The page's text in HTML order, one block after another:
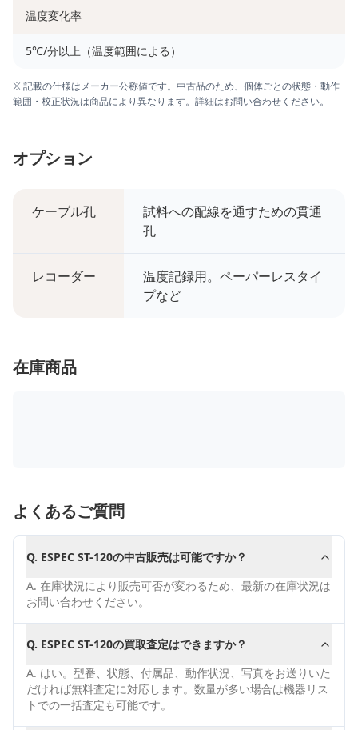
温度変化率
5℃/分以上（温度範囲による）
※ 記載の仕様はメーカー公称値です。中古品のため、個体ごとの状態・動作
範囲・校正状況は商品により異なります。詳細はお問い合わせください。
オプション
ケーブル孔
試料への配線を通すための貫通
孔
レコーダー
温度記録用。ペーパーレスタイ
プなど
在庫商品
よくあるご質問
Q. ESPEC ST-120の中古販売は可能ですか？
A. 在庫状況により販売可否が変わるため、最新の在庫状況は
お問い合わせください。
Q. ESPEC ST-120の買取査定はできますか？
A. はい。型番、状態、付属品、動作状況、写真をお送りいた
だければ無料査定に対応します。数量が多い場合は機器リス
トでの一括査定も可能です。